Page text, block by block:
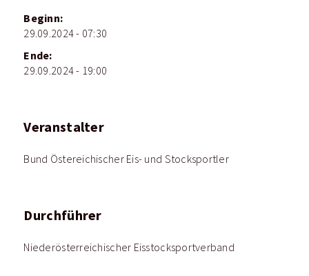
Beginn:
29.09.2024 - 07:30
Ende:
29.09.2024 - 19:00
Veranstalter
Bund Östereichischer Eis- und Stocksportler
Durchführer
Niederösterreichischer Eisstocksportverband